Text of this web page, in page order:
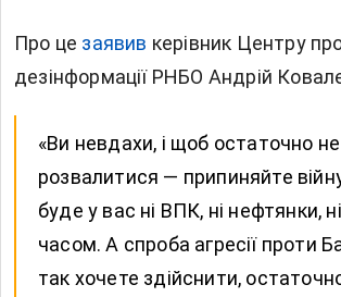
Про це заявив керівник Центру
дезінформації РНБО Андрій
«Ви невдахи, і щоб остаточно не
розвалитися — припиняйте
буде у вас ні ВПК, ні нефтянки,
часом. А спроба агресії проти
так хочете здійснити,